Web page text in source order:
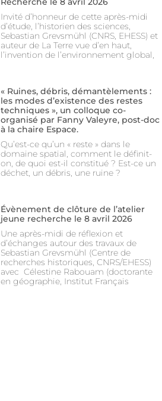
Invité d’honneur de cette après-midi
d’étude, l’historien des sciences,
Sebastian Grevsmühl (CNRS, EHESS) et
auteur de La Terre vue d’en haut,
l’invention de l’environnement global,
« Ruines, débris, démantèlements :
les modes d’existence des restes
techniques », un colloque co-
organisé par Fanny Valeyre, post-doc
à la chaire Espace.
Qu’est-ce qu’un « reste » dans le
domaine spatial, comment le définit-
on, de quoi est-il constitué ? Est-ce un
déchet, un débris, une ruine ?
Évènement de clôture de l’atelier
jeune recherche le 8 avril 2026
Une après-midi de réflexion et
d’échanges autour des travaux de
Sebastian Grevsmühl (Centre de
recherches historiques, CNRS/EHESS)
avec Célestine Rabouam (doctorante
en géographie, Institut Français